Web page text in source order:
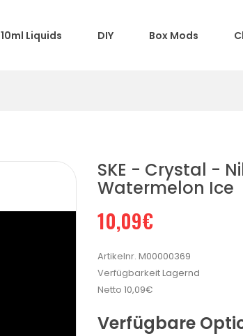
10ml Liquids DIY Box Mods
SKE - Crystal -
Watermelon Ice
10,09€
Artikelnr. M00000369
VerfügbarkeitLagernd
Netto 10,09€
Verfügbare